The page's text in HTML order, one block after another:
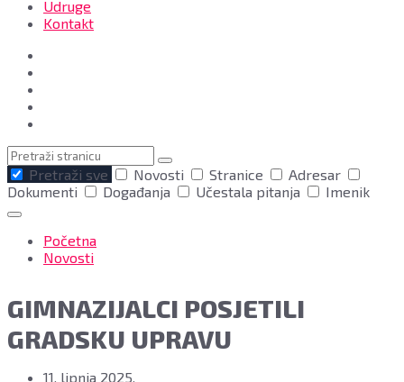
Udruge
Kontakt
Pretraga
Pretraži sve
Novosti Stranice
Adresar
Dokumenti
Događanja Učestala pitanja Imenik
Početna
Novosti
GIMNAZIJALCI POSJETILI
GRADSKU UPRAVU
11. lipnja 2025.